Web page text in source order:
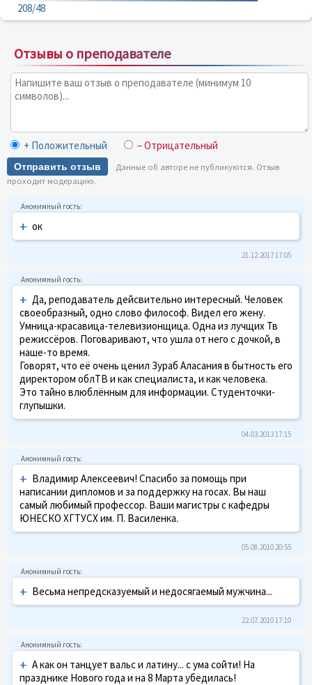
208/48
Отзывы о преподавателе
+ Положительный – Отрицательный
Отправить отзыв
Данные об авторе не публикуются. Отзыв
проходит модерацию.
+ ок
21.12.2017 17:05
+ Да, реподаватель дейсвительно интересный. Человек
своеобразный, одно слово философ. Видел его жену.
Умница-красавица-телевизионщица. Одна из лучщих Тв
режиссёров. Поговаривают, что ушла от него с дочкой, в
наше-то время.
Говорят, что её очень ценил Зураб Аласания в бытность его
директором облТВ и как специалиста, и как человека.
Это тайно влюблённым для информации. Студенточки-
глупышки.
04.03.2013 17:15
+ Владимир Алексеевич! Спасибо за помощь при
написании дипломов и за поддержку на госах. Вы наш
самый любимый профессор. Ваши магистры с кафедры
ЮНЕСКО ХГТУСХ им. П. Василенка.
05.08.2010 20:55
+ Весьма непредсказуемый и недосягаемый мужчина...
22.07.2010 17:10
+ А как он танцует вальс и латину... с ума сойти! На
празднике Нового года и на 8 Марта убедилась!